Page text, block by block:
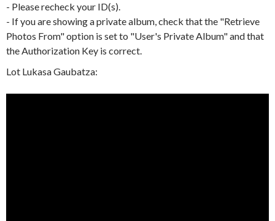
- Please recheck your ID(s).
- If you are showing a private album, check that the "Retrieve
Photos From" option is set to "User's Private Album" and that
the Authorization Key is correct.
Lot Lukasa Gaubatza: